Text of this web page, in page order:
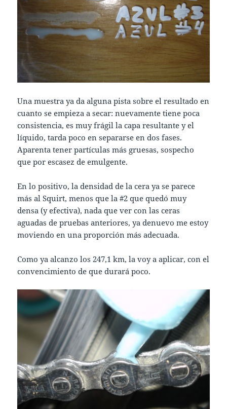
Una muestra ya da alguna pista sobre el resultado en
cuanto se empieza a secar: nuevamente tiene poca
consistencia, es muy frágil la capa resultante y el
líquido, tarda poco en separarse en dos fases.
Aparenta tener partículas más gruesas, sospecho
que por escasez de emulgente.
En lo positivo, la densidad de la cera ya se parece
más al Squirt, menos que la #2 que quedó muy
densa (y efectiva), nada que ver con las ceras
aguadas de pruebas anteriores, ya denuevo me estoy
moviendo en una proporción más adecuada.
Como ya alcanzo los 247,1 km, la voy a aplicar, con el
convencimiento de que durará poco.